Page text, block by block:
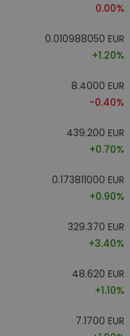
0.00%
0.010988050 EUR
+1.20%
8.4000 EUR
-0.40%
439.200 EUR
+0.70%
0.173811000 EUR
+0.90%
329.370 EUR
+3.40%
48.620 EUR
+1.10%
7.1700 EUR